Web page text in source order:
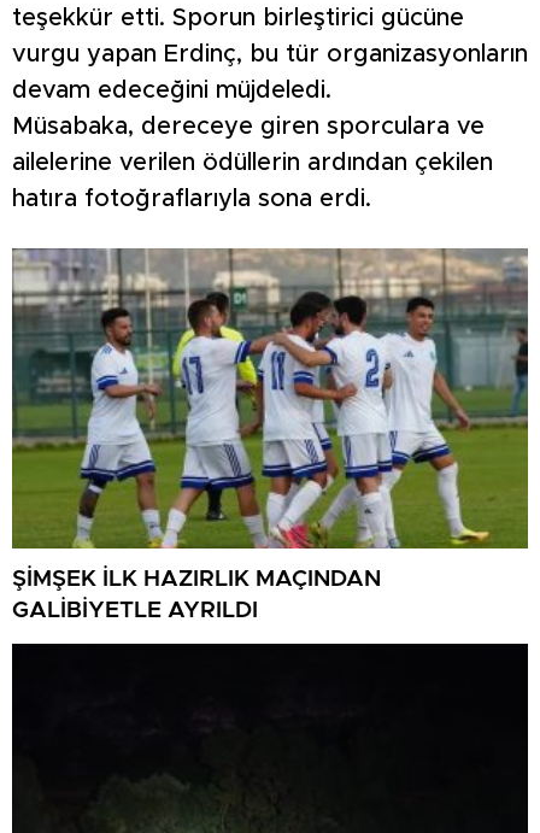
teşekkür etti. Sporun birleştirici gücüne
vurgu yapan Erdinç, bu tür organizasyonların
devam edeceğini müjdeledi.
Müsabaka, dereceye giren sporculara ve
ailelerine verilen ödüllerin ardından çekilen
hatıra fotoğraflarıyla sona erdi.
ŞİMŞEK İLK HAZIRLIK MAÇINDAN
GALİBİYETLE AYRILDI